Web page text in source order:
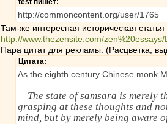
test пишет:
http://commoncontent.org/user/1765
Там-же интересная историческая
http://www.thezensite.com/
Пара цитат для рекламы. (Расцветка,
Цитата:
As the eighth century Chinese monk
The state of samsara is merely
grasping at these thoughts and
mind, but by merely being aware